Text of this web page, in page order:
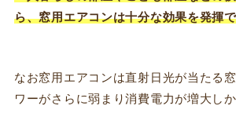
ら、窓用エアコンは十分な効果を発揮
なお窓用エアコンは直射日光が当たる
ワーがさらに弱まり消費電力が増大しか